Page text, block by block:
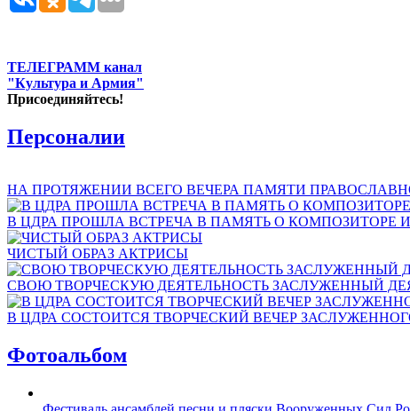
ТЕЛЕГРАММ канал
"Культура и Армия"
Присоединяйтесь!
Персоналии
НА ПРОТЯЖЕНИИ ВСЕГО ВЕЧЕРА ПАМЯТИ
В ЦДРА ПРОШЛА ВСТРЕЧА В ПАМЯТЬ О КОМПОЗИТОРЕ
ЧИСТЫЙ ОБРАЗ АКТРИСЫ
СВОЮ ТВОРЧЕСКУЮ ДЕЯТЕЛЬНОСТЬ ЗАСЛУЖЕННЫЙ
В ЦДРА СОСТОИТСЯ ТВОРЧЕСКИЙ ВЕЧЕР
Фотоальбом